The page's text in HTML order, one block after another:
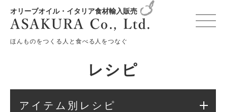
オリーブオイル・イタリア食材輸入販売
ほんものをつくる人と食べる人をつなぐ
変更確認プレビュー
レシピ
アイテム別レシピ